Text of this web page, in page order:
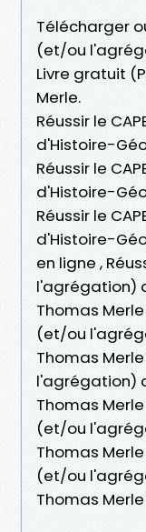
Télécharger
(et/ou
Livre gratuit
Merle.
Réussir le
d'Histoire-
Réussir le
d'Histoire-
Réussir le
d'Histoire-
en ligne ,
l'agrégation)
Thomas Merle
(et/ou
Thomas Merle
l'agrégation)
Thomas Merle
(et/ou
Thomas Merle
(et/ou
Thomas